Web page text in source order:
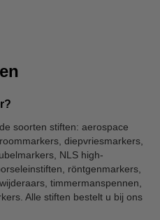
soorten stiften: aerospace
diepvriesmarkers,
NLS high-
röntgenmarkers,
timmermanspennen,
Alle stiften bestelt u bij ons